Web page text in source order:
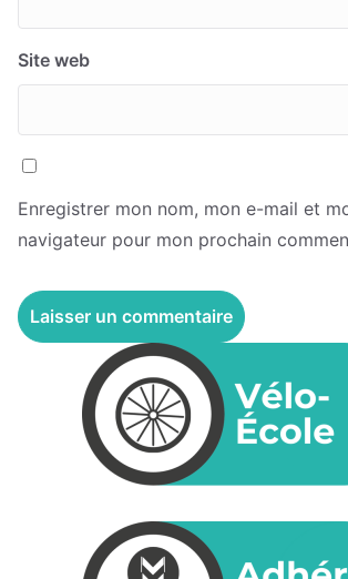
Site web
Enregistrer mon nom, mon e-mail et
navigateur pour mon prochain